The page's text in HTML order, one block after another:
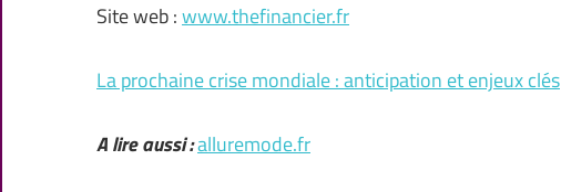
Site web :www.thefinancier.fr
La prochaine crise mondiale : anticipation et enjeux clés
A lire aussi :alluremode.fr